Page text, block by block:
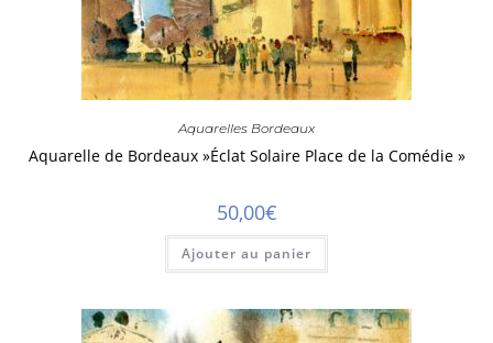
Aquarelles Bordeaux
Aquarelle de Bordeaux »Éclat Solaire Place de la Comédie »
50,00€
Ajouter au panier